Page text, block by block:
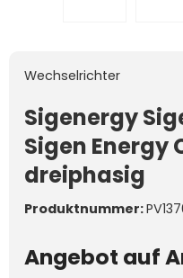
Wechselrichter
Sigenergy
Sigen Energy
dreiphasig
Produktnummer:
Angebot auf